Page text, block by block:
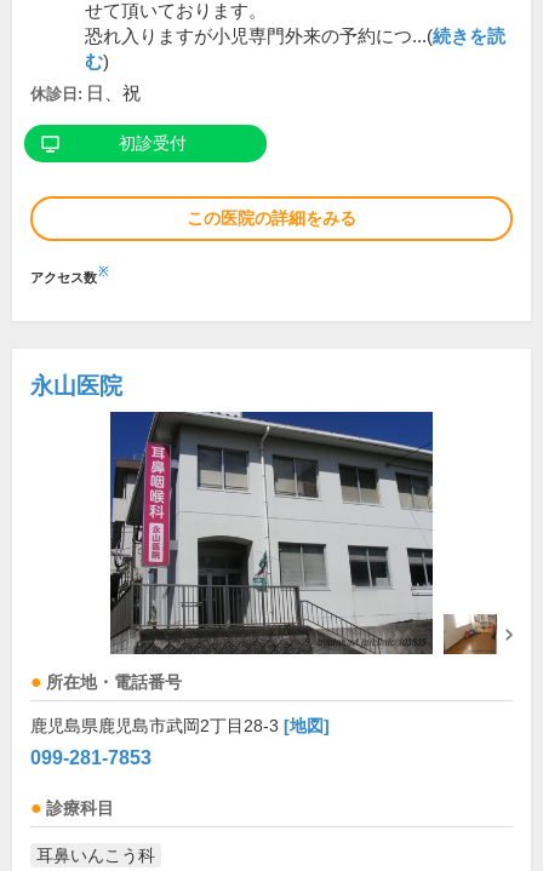
せて頂いております。
恐れ入りますが小児専門外来の予約につ...(続きを読
む)
休診日: 日、祝
初診受付
この医院の詳細をみる
アクセス数※
永山医院
所在地・電話番号
鹿児島県鹿児島市武岡2丁目28-3 [地図]
099-281-7853
診療科目
耳鼻いんこう科